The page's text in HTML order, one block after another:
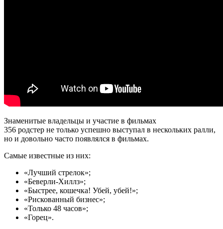
Знаменитые владельцы и участие в фильмах
356 родстер не только успешно выступал в нескольких ралли,
но и довольно часто появлялся в фильмах.
Самые известные из них:
«Лучший стрелок»;
«Беверли-Хиллз»;
«Быстрее, кошечка! Убей, убей!»;
«Рискованный бизнес»;
«Только 48 часов»;
«Горец».